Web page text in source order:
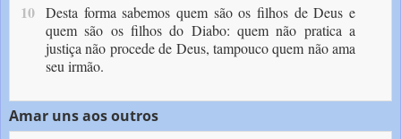
10 Desta forma sabemos quem são os filhos de Deus e
quem são os filhos do Diabo: quem não pratica a
justiça não procede de Deus, tampouco quem não ama
seu irmão.
Amar uns aos outros